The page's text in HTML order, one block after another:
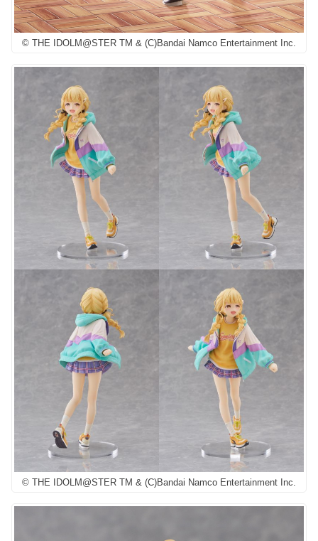
© THE IDOLM@STER TM & (C)Bandai Namco Entertainment Inc.
© THE IDOLM@STER TM & (C)Bandai Namco Entertainment Inc.